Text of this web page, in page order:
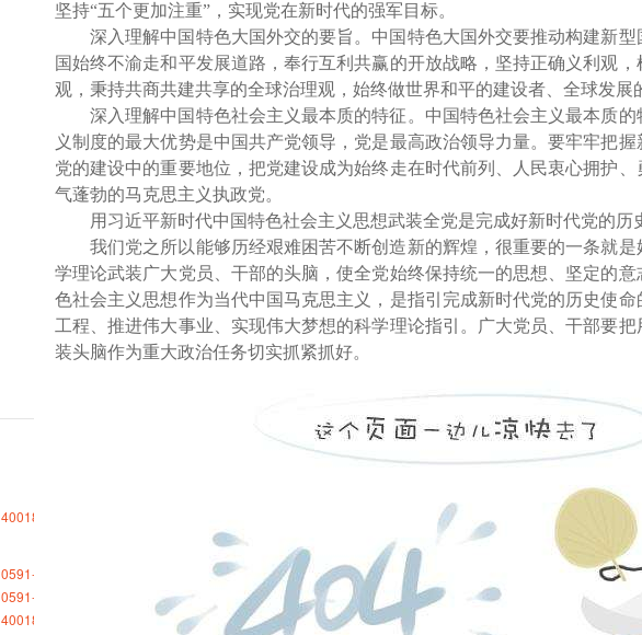
坚持“五个更加注重”，实现党在新时代的强军目标。
深入理解中国特色大国外交的要旨。中国特色大国外交要推动构建新
国始终不渝走和平发展道路，奉行互利共赢的开放战略，坚持正确义利观
观，秉持共商共建共享的全球治理观，始终做世界和平的建设者、全球发展
深入理解中国特色社会主义最本质的特征。中国特色社会主义最本质
义制度的最大优势是中国共产党领导，党是最高政治领导力量。要牢牢把
党的建设中的重要地位，把党建设成为始终走在时代前列、人民衷心拥护
气蓬勃的马克思主义执政党。
用习近平新时代中国特色社会主义思想武装全党是完成好新时代党的历
我们党之所以能够历经艰难困苦不断创造新的辉煌，很重要的一条就
学理论武装广大党员、干部的头脑，使全党始终保持统一的思想、坚定的
色社会主义思想作为当代中国马克思主义，是指引完成新时代党的历史使
工程、推进伟大事业、实现伟大梦想的科学理论指引。广大党员、干部要
装头脑作为重大政治任务切实抓紧抓好。
学体系、精神实质、实践要求，领悟蕴含其中的新理念新论断新观点新要
性认识，不断提高自己的思想理论水平和政治政策水平。其次要求广大党
想、邓小平理论、“三个代表”重要思想和科学发展观结合起来进行学习，
法，深刻领会它所体现的中国共产党人的政治立场、价值追求、历史担当
思想方法，增强对它的政治认同、思想认同、理论认同、情感认同。再
识”，自觉在思想上政治上行动上同以习近平同志为核心的党中央保持高度
导，坚决维护习近平同志在党中央和全党的核心地位，在实际行动中全面
全面贯彻党的基本理论、基本路线、基本方略，更好引领党和人民事业发
握群众，就会成为强大的物质力量。习近平新时代中国特色社会主义思想
在线客服
4001868696转1
日盘下单电话：
0591-88013377
0591-87727306
4001868696转2